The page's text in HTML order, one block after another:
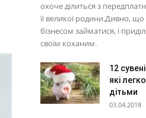
охоче ділиться з
її великої родини.Дивно, що
бізнесом займатися, і
своїм коханим.
12
які
дітьми
03.04.2018